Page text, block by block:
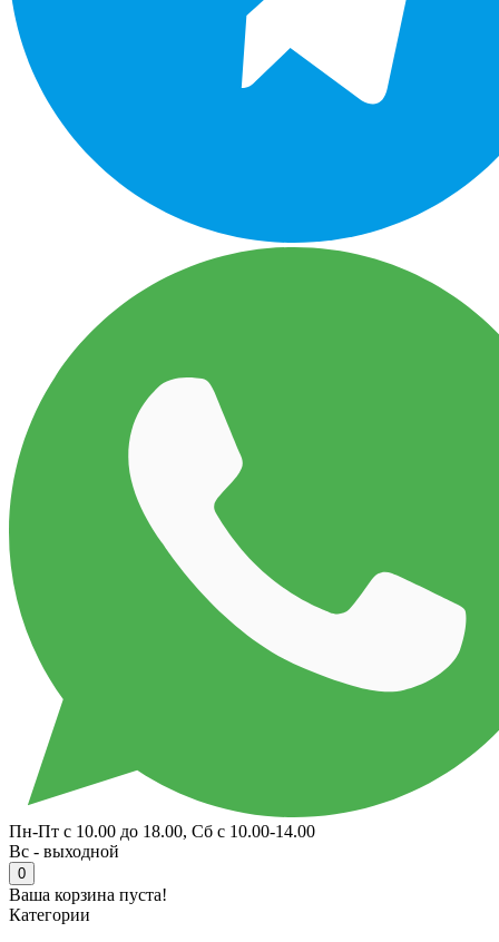
Пн-Пт с 10.00 до 18.00, Сб с 10.00-14.00
Вс - выходной
0
Ваша корзина пуста!
Категории